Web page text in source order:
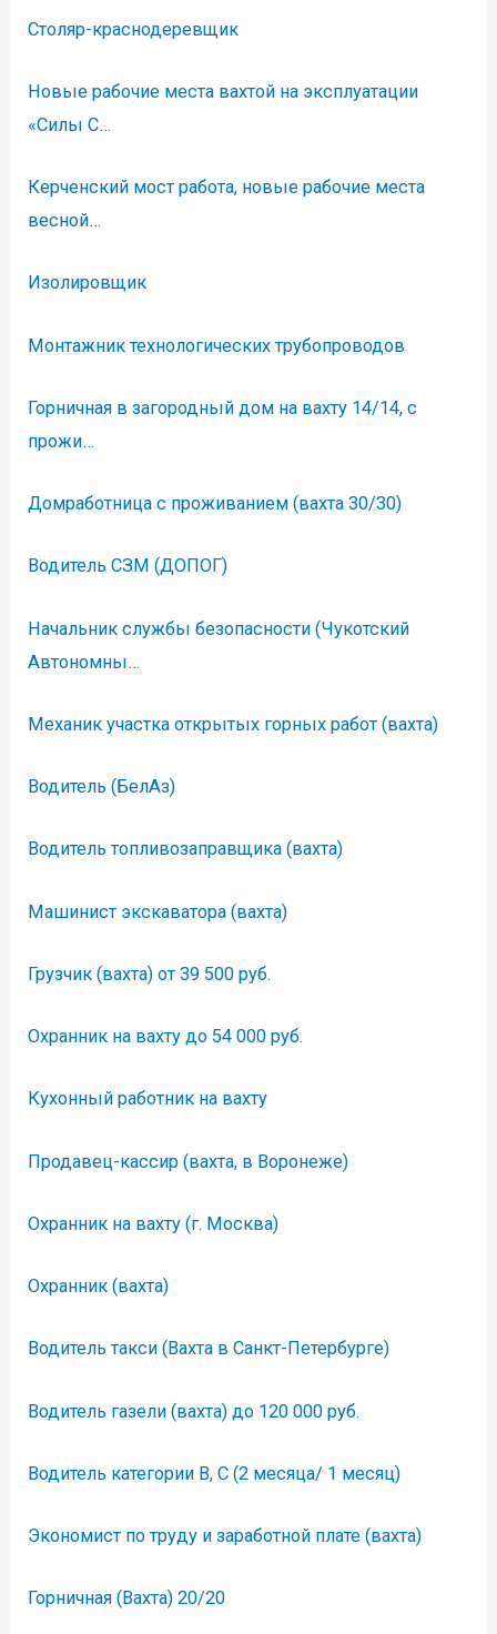
Столяр-краснодеревщик
Новые рабочие места вахтой на эксплуатации
«Силы С…
Керченский мост работа, новые рабочие места
весной…
Изолировщик
Монтажник технологических трубопроводов
Горничная в загородный дом на вахту 14/14, с
прожи…
Домработница с проживанием (вахта 30/30)
Водитель СЗМ (ДОПОГ)
Начальник службы безопасности (Чукотский
Автономны…
Механик участка открытых горных работ (вахта)
Водитель (БелАз)
Водитель топливозаправщика (вахта)
Машинист экскаватора (вахта)
Грузчик (вахта) от 39 500 руб.
Охранник на вахту до 54 000 руб.
Кухонный работник на вахту
Продавец-кассир (вахта, в Воронеже)
Охранник на вахту (г. Москва)
Охранник (вахта)
Водитель такси (Вахта в Санкт-Петербурге)
Водитель газели (вахта) до 120 000 руб.
Водитель категории В, С (2 месяца/ 1 месяц)
Экономист по труду и заработной плате (вахта)
Горничная (Вахта) 20/20